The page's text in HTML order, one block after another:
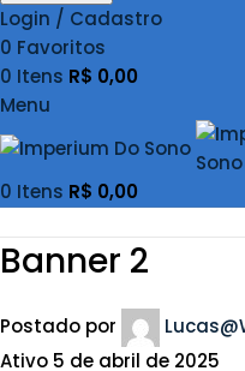
Login / Cadastro
0 Favoritos
0 Itens R$ 0,00
Menu
0 Itens R$ 0,00
Banner 2
Postado por
Ativo 5 de abril de 2025